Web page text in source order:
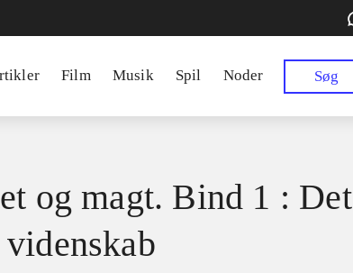
Film Musik Spil Noder Søg
og magt. Bind 1 : Det